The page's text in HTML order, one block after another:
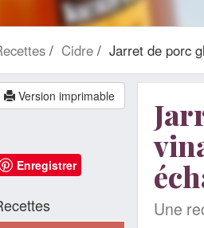
Cidre Jarret de porc
Une
Version imprimable
Enregistrer